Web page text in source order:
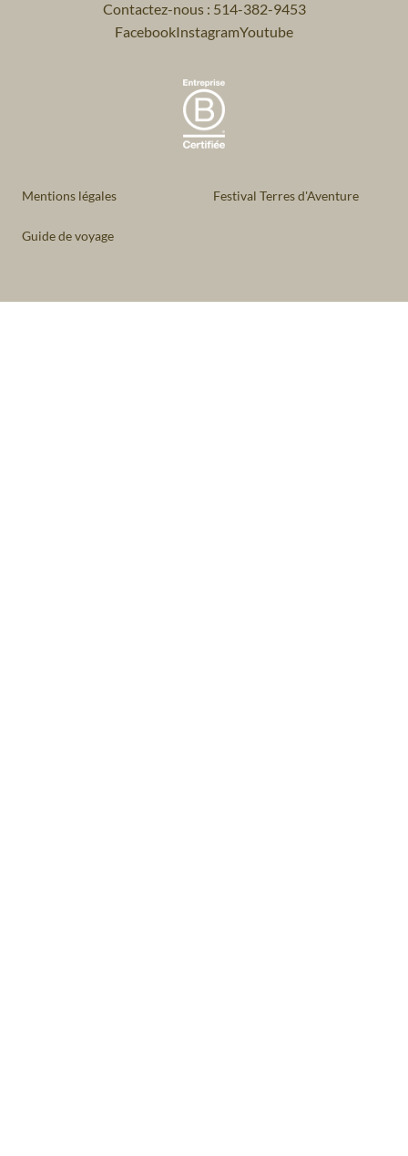
Contactez-nous : 514-382-9453
FacebookInstagramYoutube
Mentions légales Festival Terres d'Aventure
Guide de voyage